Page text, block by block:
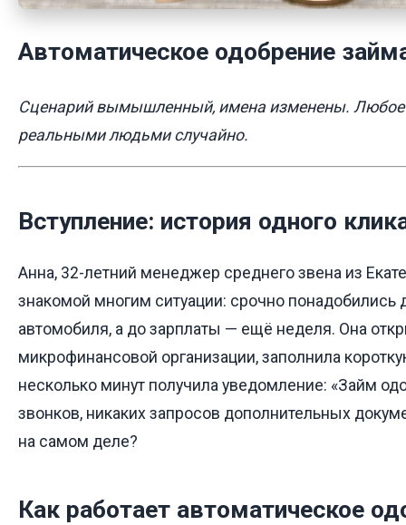
Автоматическое одобрение
Сценарий вымышленный, имена изменены. Любое
реальными людьми случайно.
Вступление: история одного
Анна, 32-летний менеджер среднего звена из
знакомой многим ситуации: срочно понадобились
автомобиля, а до зарплаты — ещё неделя. Она
микрофинансовой организации, заполнила
несколько минут получила уведомление: «Займ
звонков, никаких запросов дополнительных
на самом деле?
Как работает автоматическое